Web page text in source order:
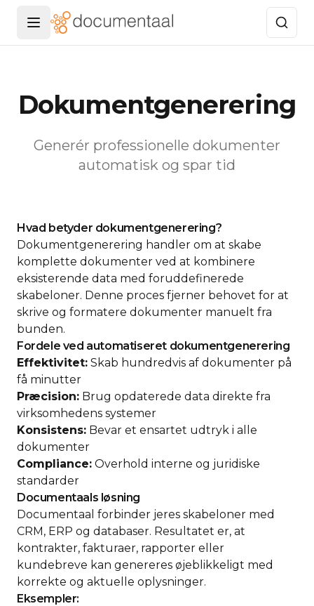
Menu openen
Dokumentgenerering
Generér professionelle dokumenter
automatisk og spar tid
Hvad betyder dokumentgenerering?
Dokumentgenerering handler om at skabe
komplette dokumenter ved at kombinere
eksisterende data med foruddefinerede
skabeloner. Denne proces fjerner behovet for at
skrive og formatere dokumenter manuelt fra
bunden.
Fordele ved automatiseret dokumentgenerering
Effektivitet: Skab hundredvis af dokumenter på
få minutter
Præcision: Brug opdaterede data direkte fra
virksomhedens systemer
Konsistens: Bevar et ensartet udtryk i alle
dokumenter
Compliance: Overhold interne og juridiske
standarder
Documentaals løsning
Documentaal forbinder jeres skabeloner med
CRM, ERP og databaser. Resultatet er, at
kontrakter, fakturaer, rapporter eller
kundebreve kan genereres øjeblikkeligt med
korrekte og aktuelle oplysninger.
Eksempler: